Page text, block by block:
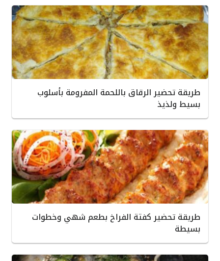
طريقة تحضير الرقاق باللحمة المفرومة بأسلوب
بسيط ولذيذ
طريقة تحضير كفتة الفراخ بطعم شهي وخطوات
بسيطة